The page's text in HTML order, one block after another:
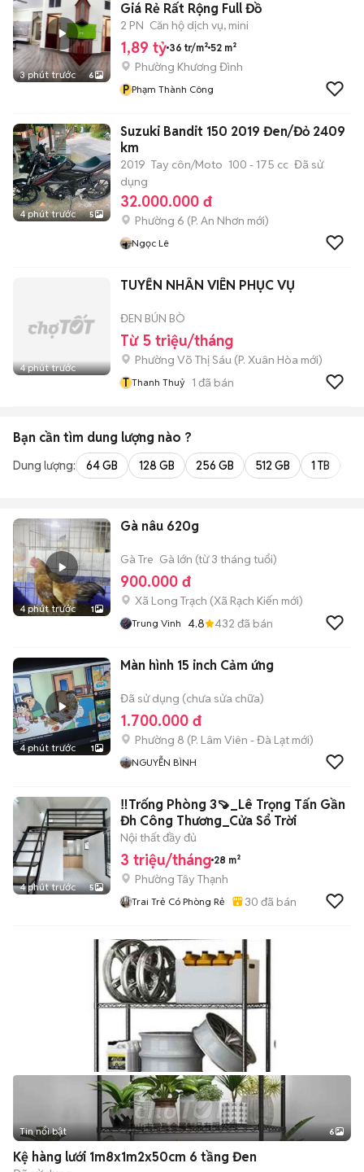
3 phút trước 6
Giá Rẻ Rất Rộng Full Đồ
2 PN Căn hộ dịch vụ, mini
1,89 tỷ 36 tr/m² 52 m²
Phường Khương Đình
P Phạm Thành Công
4 phút trước 5
Suzuki Bandit 150 2019 Đen/Đỏ 2409
km
2019 Tay côn/Moto 100 - 175 cc Đã sử
dụng
32.000.000 đ
Phường 6 (P. An Nhơn mới)
Ngọc Lê
4 phút trước
TUYỂN NHÂN VIÊN PHỤC VỤ
ĐEN BÚN BÒ
Từ 5 triệu/tháng
Phường Võ Thị Sáu (P. Xuân Hòa mới)
T Thanh Thuỷ 1 đã bán
Bạn cần tìm dung lượng nào ?
Dung lượng: 64 GB 128 GB 256 GB 512 GB 1 TB
4 phút trước 1
Gà nâu 620g
Gà Tre Gà lớn (từ 3 tháng tuổi)
900.000 đ
Xã Long Trạch (Xã Rạch Kiến mới)
Trung Vinh 4.8 432 đã bán
4 phút trước 1
Màn hình 15 inch Cảm ứng
Đã sử dụng (chưa sửa chữa)
1.700.000 đ
Phường 8 (P. Lâm Viên - Đà Lạt mới)
NGUYỄN BÌNH
4 phút trước 5
‼️Trống Phòng 3🍠_Lê Trọng Tấn Gần
Đh Công Thương_Cửa Sổ Trời
Nội thất đầy đủ
3 triệu/tháng 28 m²
Phường Tây Thạnh
Trai Trẻ Có Phòng Rẻ 30 đã bán
+2
Tin nổi bật 6
Kệ hàng lưới 1m8x1m2x50cm 6 tầng Đen